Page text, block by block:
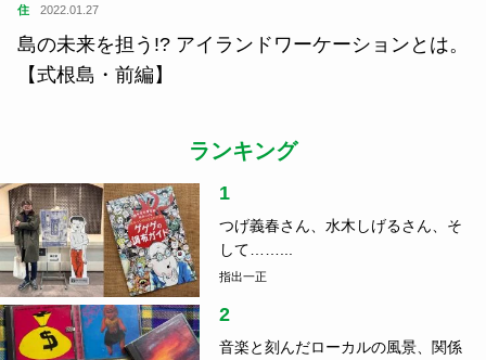
住 2022.01.27
島の未来を担う!? アイランドワーケーションとは。
【式根島・前編】
ランキング
1
つげ義春さん、水木しげるさん、そ
して……...
指出一正
2
音楽と刻んだローカルの風景、関係